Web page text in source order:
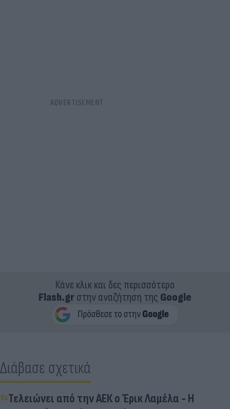
Κάνε κλικ και δες περισσότερο
Flash.grστην αναζήτηση της Google
Διάβασε σχετικά
Τελειώνει από την ΑΕΚ ο Έρικ Λαμέλα - Η